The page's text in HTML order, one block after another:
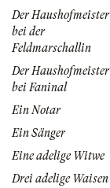
Der Haushofmeister
bei der
Feldmarschallin
Der Haushofmeister
bei Faninal
Ein Notar
Ein Sänger
Eine adelige Witwe
Drei adelige Waisen